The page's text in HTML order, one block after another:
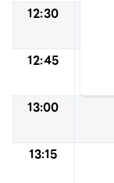
12:30
12:45
13:00
13:15